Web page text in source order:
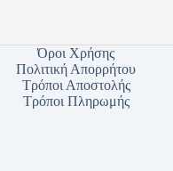
Όροι Χρήσης
Πολιτική Απορρήτου
Τρόποι Αποστολής
Τρόποι Πληρωμής